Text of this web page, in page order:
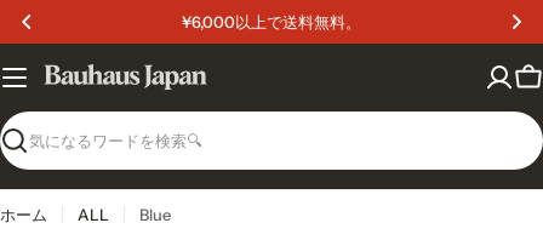
ン
へ
ス
プ
¥6,000以上で送料無料。
検
カ
ー
ト
ホーム ALL Blue